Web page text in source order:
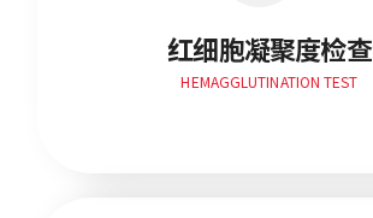
红细胞凝聚度检查
HEMAGGLUTINATION TEST